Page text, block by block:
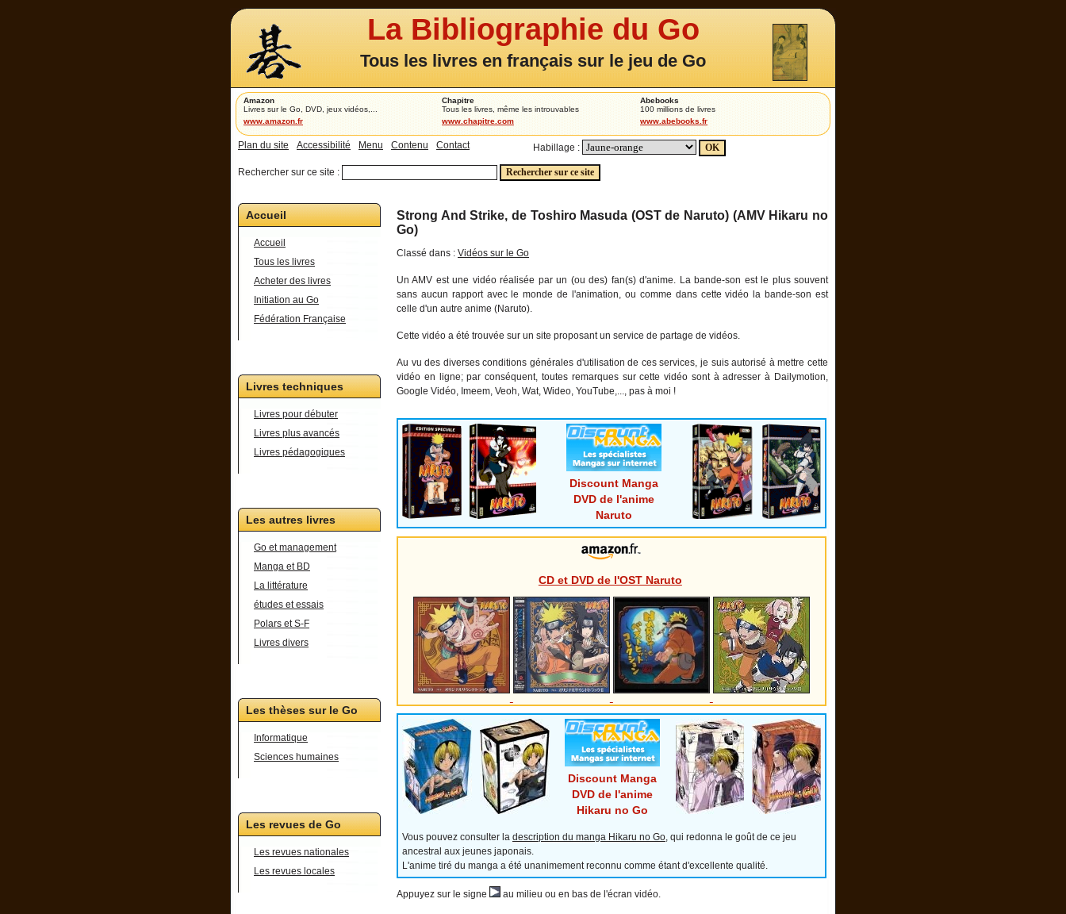
La Bibliographie du Go
Tous les livres en français sur le jeu de Go
Amazon
Livres sur le Go, DVD, jeux vidéos,...
www.amazon.fr
Chapitre
Tous les livres, même les introuvables
www.chapitre.com
Abebooks
100 millions de livres
www.abebooks.fr
Plan du site Accessibilité Menu Contenu Contact Habillage :
Rechercher sur ce site :
Accueil
Accueil
Tous les livres
Acheter des livres
Initiation au Go
Fédération Française
Livres techniques
Livres pour débuter
Livres plus avancés
Livres pédagogiques
Les autres livres
Go et management
Manga et BD
La littérature
études et essais
Polars et S-F
Livres divers
Les thèses sur le Go
Informatique
Sciences humaines
Les revues de Go
Les revues nationales
Les revues locales
Strong And Strike, de Toshiro Masuda (OST de Naruto) (AMV Hikaru no
Go)
Classé dans : Vidéos sur le Go
Un AMV est une vidéo réalisée par un (ou des) fan(s) d'anime. La bande-son est le plus souvent
sans aucun rapport avec le monde de l'animation, ou comme dans cette vidéo la bande-son est
celle d'un autre anime (Naruto).
Cette vidéo a été trouvée sur un site proposant un service de partage de vidéos.
Au vu des diverses conditions générales d'utilisation de ces services, je suis autorisé à mettre cette
vidéo en ligne; par conséquent, toutes remarques sur cette vidéo sont à adresser à Dailymotion,
Google Vidéo, Imeem, Veoh, Wat, Wideo, YouTube,..., pas à moi !
Discount Manga
DVD de l'anime
Naruto
CD et DVD de l'OST Naruto
Discount Manga
DVD de l'anime
Hikaru no Go
Vous pouvez consulter la description du manga Hikaru no Go, qui redonna le goût de ce jeu
ancestral aux jeunes japonais.
L'anime tiré du manga a été unanimement reconnu comme étant d'excellente qualité.
Appuyez sur le signe au milieu ou en bas de l'écran vidéo.